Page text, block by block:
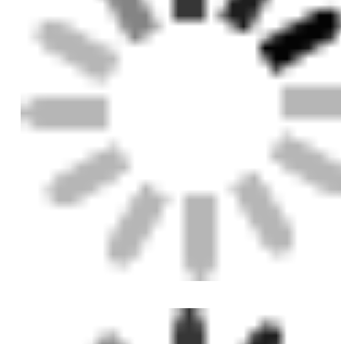
Acessórios de eletrofusão
Acessórios de borracha
Acessórios de transição
Máquinas de soldar por electrofusão
Ferramenta de Fusão de Butt